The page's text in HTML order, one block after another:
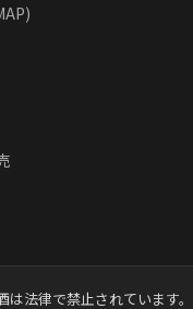
は法律で禁止されています。